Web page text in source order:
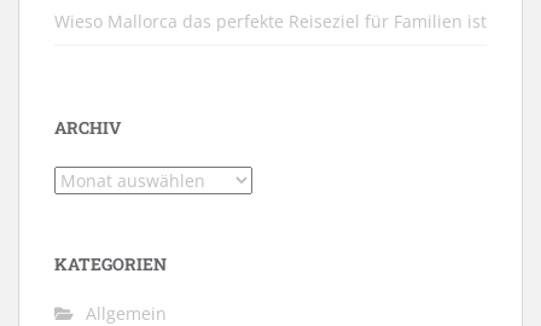
Wieso Mallorca das perfekte Reiseziel für Familien ist
ARCHIV
Archiv
KATEGORIEN
Allgemein